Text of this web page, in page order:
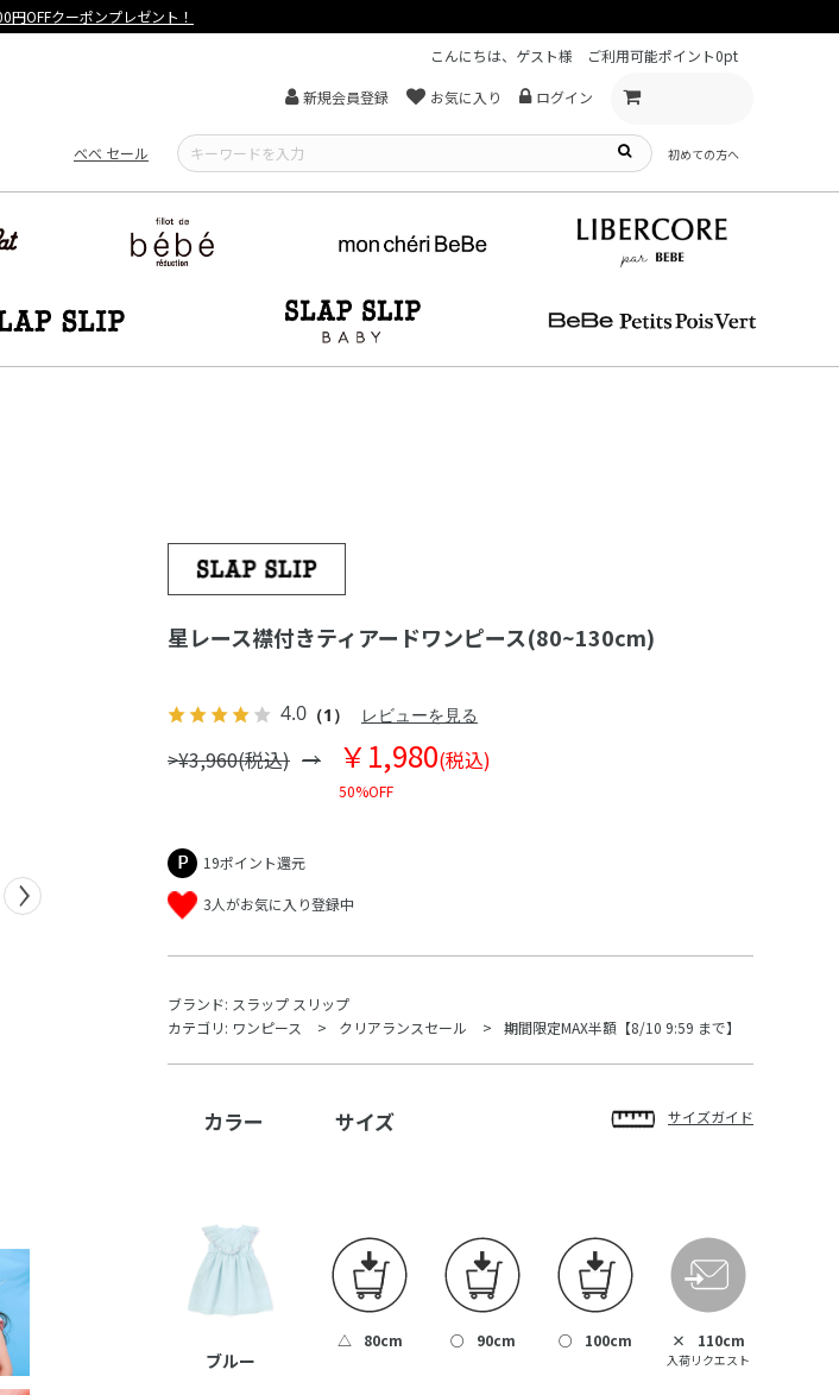
こんにちは、ゲスト様
ご利用可能ポイント0pt
新規会員登録 お気に入り ログイン
べべ セール 初めての方へ
星レース襟付きティアードワンピース(80~130cm)
4.0 （1） レビューを見る
>¥3,960(税込) ￥1,980(税込)
50%OFF
19ポイント還元
3人がお気に入り登録中
ブランド: スラップ スリップ
カテゴリ: ワンピース クリアランスセール 期間限定MAX半額【8/10 9:59 まで】
カラー サイズ サイズガイド
ブルー
△ 80cm ○ 90cm ○ 100cm × 110cm
入荷リクエスト